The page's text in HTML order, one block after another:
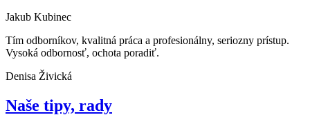
Jakub Kubinec
Tím odborníkov, kvalitná práca a profesionálny, seriozny prístup.
Vysoká odbornosť, ochota poradiť.
Denisa Živická
Naše tipy, rady